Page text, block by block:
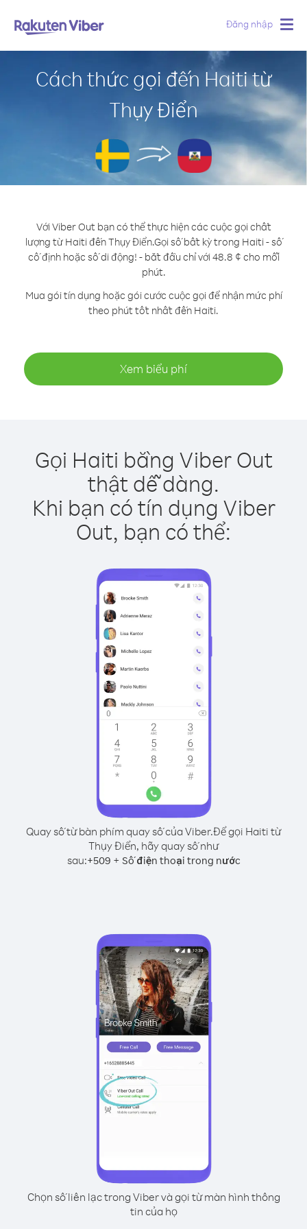
Đăng nhập
Cách thức gọi đến Haiti từ
Thụy Điển
Với Viber Out bạn có thể thực hiện các cuộc gọi chất
lượng từ Haiti đến Thụy Điển.Gọi số bất kỳ trong Haiti - số
cố định hoặc số di động! - bắt đầu chỉ với 48.8 ¢ cho mỗi
phút.
Mua gói tín dụng hoặc gói cước cuộc gọi để nhận mức phí
theo phút tốt nhất đến Haiti.
Xem biểu phí
Gọi Haiti bằng Viber Out
thật dễ dàng.
Khi bạn có tín dụng Viber
Out, bạn có thể:
Quay số từ bàn phím quay số của Viber.Để gọi Haiti từ
Thụy Điển, hãy quay số như
sau:+509 + Số điện thoại trong nước
Chọn số liên lạc trong Viber và gọi từ màn hình thông
tin của họ